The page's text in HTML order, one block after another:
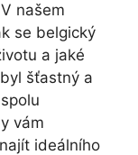
našem
se belgický
a jaké
šťastný a
vám
ideálního